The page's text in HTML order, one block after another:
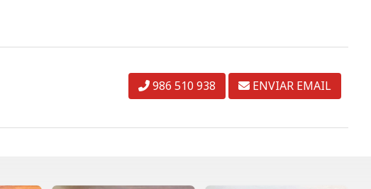
986 510 938 ENVIAR EMAIL